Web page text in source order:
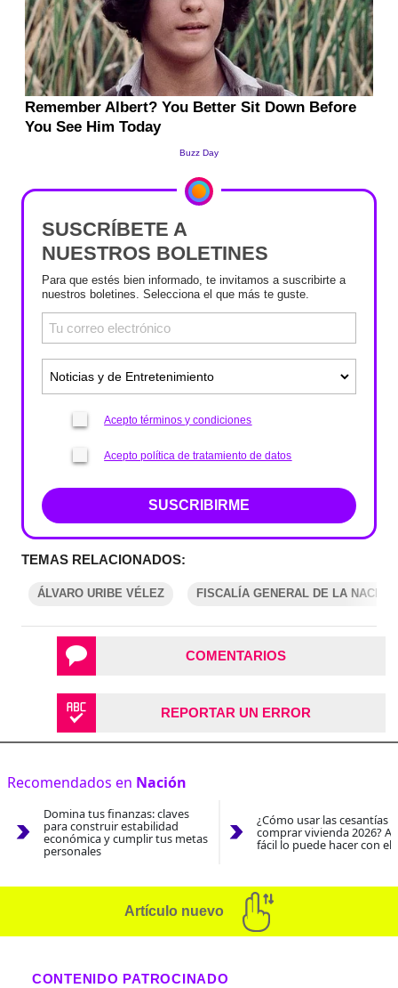
SUSCRÍBETE A
NUESTROS BOLETINES
Para que estés bien informado, te invitamos a suscribirte a
nuestros boletines. Selecciona el que más te guste.
Acepto términos y condiciones
Acepto política de tratamiento de datos
SUSCRIBIRME
TEMAS RELACIONADOS:
ÁLVARO URIBE VÉLEZ FISCALÍA GENERAL DE LA NACIÓN
COMENTARIOS
REPORTAR UN ERROR
Recomendados en Nación
Domina tus finanzas: claves
para construir estabilidad
económica y cumplir tus metas
personales
¿Cómo usar las cesantías
comprar vivienda 2026?
fácil lo puede hacer con el
Artículo nuevo
CONTENIDO PATROCINADO